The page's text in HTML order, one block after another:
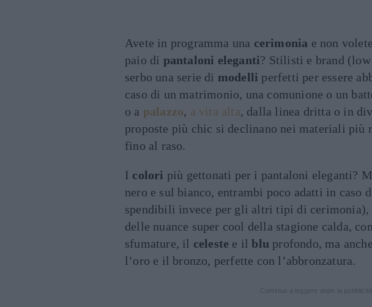
Avete in programma una cerimonia e non
paio di pantaloni eleganti? Stilisti e brand
serbo una serie di modelli perfetti per essere
caso di un matrimonio, una comunione o un
o a palazzo, a vita alta, dalla linea dritta o in
proposte più chic si declinano nei materiali più
fino al raso.
I colori più gettonati per i pantaloni eleganti?
nero e sul bianco, entrambi poco adatti in caso
spendibili invece per gli altri tipi di cerimonia),
delle nuance super cool della stagione calda,
sfumature, il celeste e ilblu profondo, ma
l’oro e il bronzo, perfette con l’abbronzatura.